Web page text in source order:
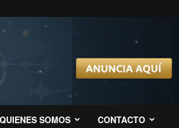
QUIENES SOMOS CONTACTO